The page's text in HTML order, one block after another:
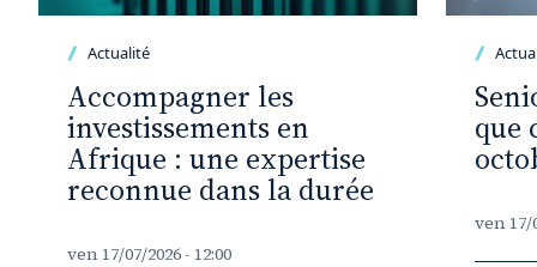
Actualité
Accompagner les
investissements en
Afrique : une expertise
reconnue dans la durée
ven 17/07/2026 - 12:00
que
ven 17/